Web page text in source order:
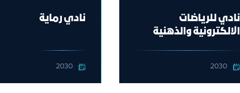
نادي للرياضات
الالكترونية والذهنية
2030
نادي رماية
2030